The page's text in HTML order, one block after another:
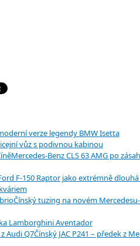
verze legendy BMW Isetta
vůz s podivnou kabinou
Mercedes-Benz CLS 63 AMG po
F-150 Raptor jako extrémně
Čínský tuzing na novém Mercedesu-
Lamborghini Aventador
Čínský JAC P241 – předek z